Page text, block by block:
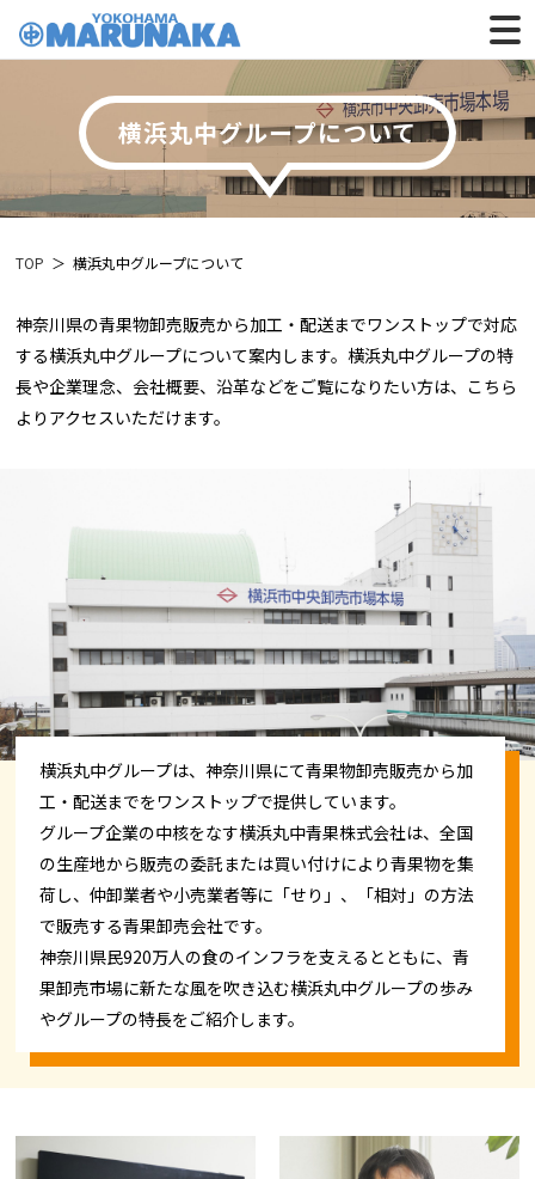
横浜丸中グループについて
TOP 横浜丸中グループについて
神奈川県の青果物卸売販売から加工・配送までワンストップで対応
する横浜丸中グループについて案内します。横浜丸中グループの特
長や企業理念、会社概要、沿革などをご覧になりたい方は、こちら
よりアクセスいただけます。
横浜丸中グループは、神奈川県にて青果物卸売販売から加
工・配送までをワンストップで提供しています。
グループ企業の中核をなす横浜丸中青果株式会社は、全国
の生産地から販売の委託または買い付けにより青果物を集
荷し、仲卸業者や小売業者等に「せり」、「相対」の方法
で販売する青果卸売会社です。
神奈川県民920万人の食のインフラを支えるとともに、青
果卸売市場に新たな風を吹き込む横浜丸中グループの歩み
やグループの特長をご紹介します。